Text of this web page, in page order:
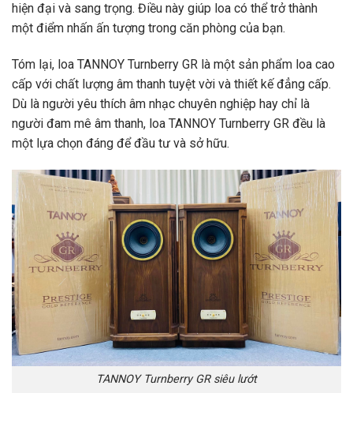
hiện đại và sang trọng. Điều này giúp loa có thể trở thành
một điểm nhấn ấn tượng trong căn phòng của bạn.
Tóm lại, loa TANNOY Turnberry GR là một sản phẩm loa cao
cấp với chất lượng âm thanh tuyệt vời và thiết kế đẳng cấp.
Dù là người yêu thích âm nhạc chuyên nghiệp hay chỉ là
người đam mê âm thanh, loa TANNOY Turnberry GR đều là
một lựa chọn đáng để đầu tư và sở hữu.
TANNOY Turnberry GR siêu lướt